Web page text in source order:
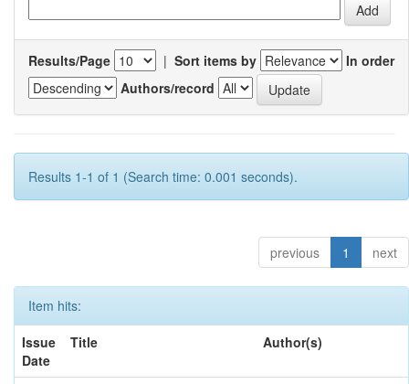
Results/Page | Sort items by
In order
Authors/record
Results 1-1 of 1 (Search time: 0.001 seconds).
previous 1 next
Item hits:
Issue
Date
Title Author(s)